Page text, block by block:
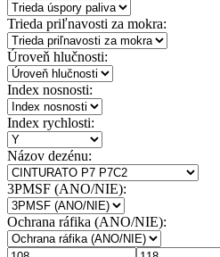
Trieda priľnavosti za mokra:
Úroveň hlučnosti:
Index nosnosti:
Index rychlosti:
Názov dezénu:
3PMSF (ANO/NIE):
Ochrana ráfika (ANO/NIE):